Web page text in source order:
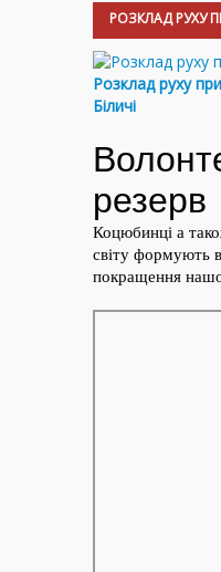
РОЗКЛАД РУХУ
Розклад руху
Біличі